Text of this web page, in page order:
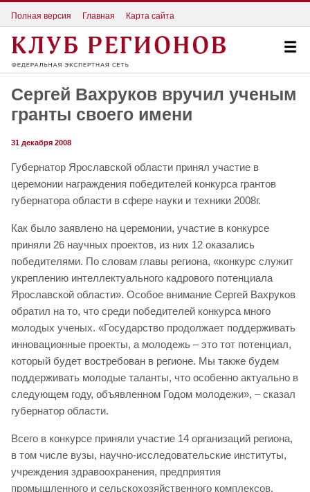
Полная версия Главная Карта сайта
Сергей Вахруков вручил ученым
гранты своего имени
31 декабря 2008
Губернатор Ярославской области принял участие в
церемонии награждения победителей конкурса грантов
губернатора области в сфере науки и техники 2008г.
Как было заявлено на церемонии, участие в конкурсе
приняли 26 научных проектов, из них 12 оказались
победителями. По словам главы региона, «конкурс служит
укреплению интеллектуального кадрового потенциала
Ярославской области». Особое внимание Сергей Вахруков
обратил на то, что среди победителей конкурса много
молодых ученых. «Государство продолжает поддерживать
инновационные проекты, а молодежь – это тот потенциал,
который будет востребован в регионе. Мы также будем
поддерживать молодые таланты, что особенно актуально в
следующем году, объявленном Годом молодежи», – сказал
губернатор области.
Всего в конкурсе приняли участие 14 организаций региона,
в том числе вузы, научно-исследовательские институты,
учреждения здравоохранения, предприятия
промышленного и сельскохозяйственного комплексов.